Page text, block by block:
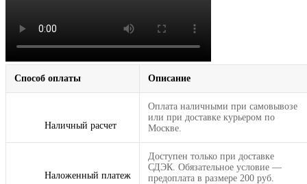
Способ оплаты Описание
Наличный расчет
Оплата наличными при самовывозе
или при доставке курьером по
Москве.
Наложенный платеж
Доступен только при доставке
СДЭК. Обязательное условие —
предоплата в размере 200 руб.